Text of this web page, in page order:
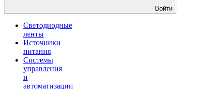
Войти
Светодиодные
ленты
Источники
питания
Системы
управления
и
автоматизации